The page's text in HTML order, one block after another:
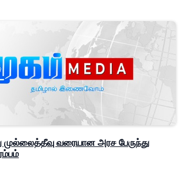
முல்லைத்தீவு வரையான அரச பேருந்து